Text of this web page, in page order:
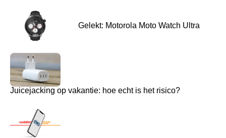
Gelekt: Motorola Moto Watch Ultra
Juicejacking op vakantie: hoe echt is het risico?